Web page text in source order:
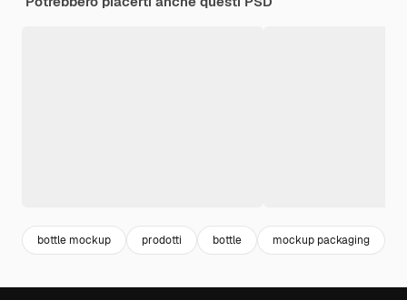
bottle mockup prodotti bottle mockup packaging